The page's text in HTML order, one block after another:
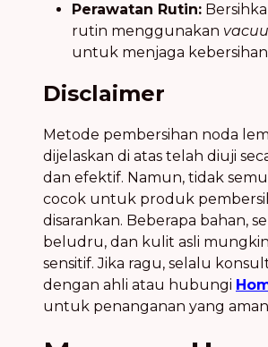
Perawatan Rutin:
rutin menggunakan
untuk menjaga
Disclaimer
Metode pembersihan noda
dijelaskan di atas telah diuji
dan efektif. Namun, tidak
cocok untuk produk
disarankan. Beberapa bahan,
beludru, dan kulit asli
sensitif. Jika ragu, selalu
dengan ahli atau hubungi
untuk penanganan yang